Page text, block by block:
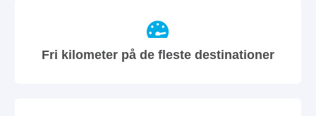
Fri kilometer på de fleste destinationer